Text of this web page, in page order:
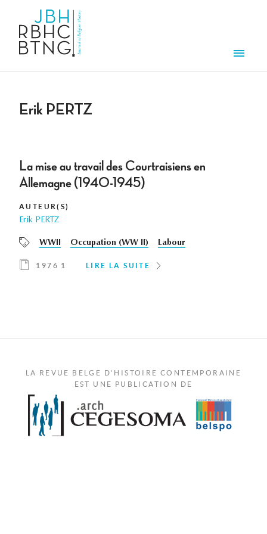
Erik PERTZ
La mise au travail des Courtraisiens en
Allemagne (1940-1945)
AUTEUR(S)
Erik PERTZ
WWII Occupation (WW II) Labour
1976 1 LIRE LA SUITE
LA REVUE BELGE D'HISTOIRE CONTEMPORAINE
EST UNE PUBLICATION DE